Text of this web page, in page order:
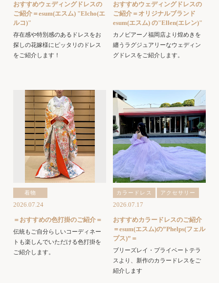
おすすめウェディングドレスの
ご紹介＝esum(エスム) "Elcho(エ
ルコ)"
存在感や特別感のあるドレスをお
探しの花嫁様にピッタリのドレス
をご紹介します！
おすすめウェディングドレスの
ご紹介＝オリジナルブランド
esum(エスム) の"Ellen(エレン)"
カノビアーノ福岡店より煌めきを
纏うラグジュアリーなウェディン
グドレスをご紹介します。
着物
2026.07.24
＝おすすめの色打掛のご紹介＝
伝統もご自分らしいコーディネー
トも楽しんでいただける色打掛を
ご紹介します。
カラードレス アクセサリー
2026.07.17
おすすめカラードレスのご紹介
＝esum(エスム)の”Phelps(フェル
プス)”＝
ブリーズレイ・プライベートテラ
スより、新作のカラードレスをご
紹介します